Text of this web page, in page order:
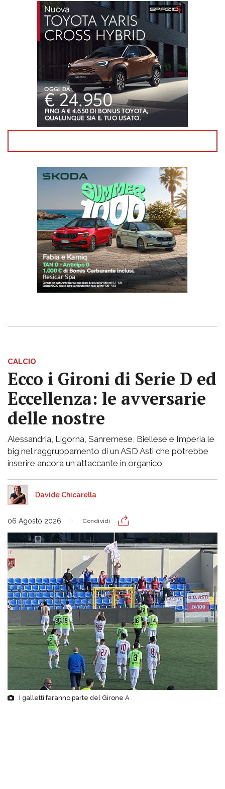
CALCIO
Ecco i Gironi di Serie D ed
Eccellenza: le avversarie
delle nostre
Alessandria, Ligorna, Sanremese, Biellese e Imperia le
big nel raggruppamento di un ASD Asti che potrebbe
inserire ancora un attaccante in organico
Davide Chicarella
06 Agosto 2026 Condividi
I galletti faranno parte del Girone A